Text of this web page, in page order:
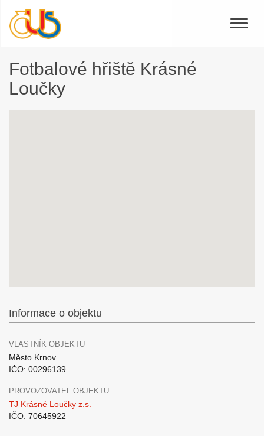
Toggle
Fotbalové hřiště Krásné
Loučky
Informace o objektu
VLASTNÍK OBJEKTU
Město Krnov
IČO: 00296139
PROVOZOVATEL OBJEKTU
TJ Krásné Loučky z.s.
IČO: 70645922